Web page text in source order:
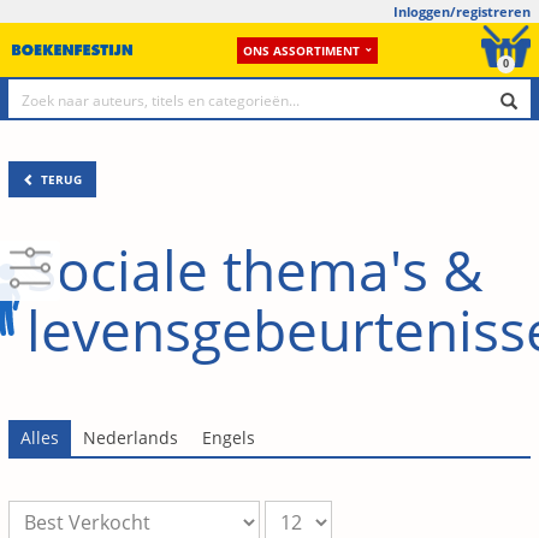
Inloggen/registreren
ONS ASSORTIMENT
0
TERUG
Sociale thema's &